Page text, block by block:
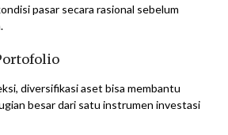
pasar secara rasional sebelum
diversifikasi aset bisa membantu
besar dari satu instrumen investasi